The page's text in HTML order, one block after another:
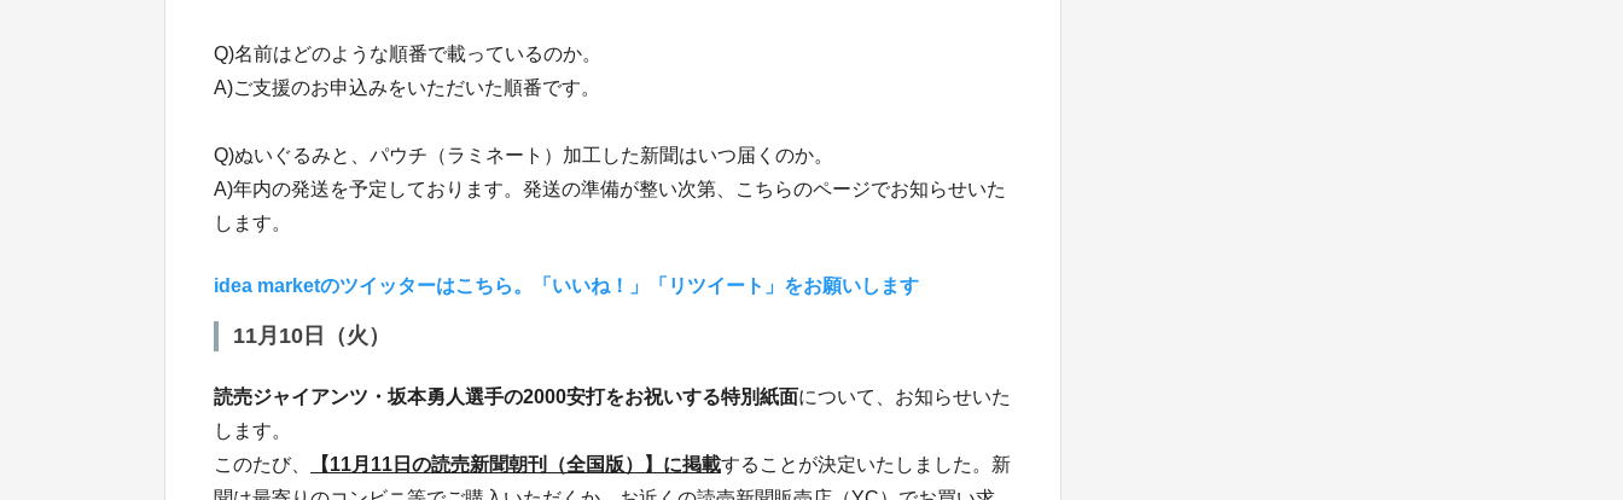
Q)名前はどのような順番で載っているのか。
A)ご支援のお申込みをいただいた順番です。
Q)ぬいぐるみと、パウチ（ラミネート）加工した新聞はいつ届くのか。
A)年内の発送を予定しております。発送の準備が整い次第、こちらのページでお知らせいた
します。
idea marketのツイッターはこちら。「いいね！」「リツイート」をお願いします
11月10日（火）
読売ジャイアンツ・坂本勇人選手の2000安打をお祝いする特別紙面について、お知らせいた
します。
このたび、
【11月11日の読売新聞朝刊（全国版）】に掲載することが決定いたしました。新